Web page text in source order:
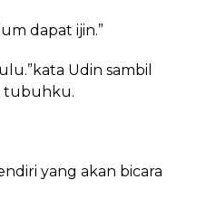
dapat ijin.”
Udin sambil
tubuhku.
yang akan bicara